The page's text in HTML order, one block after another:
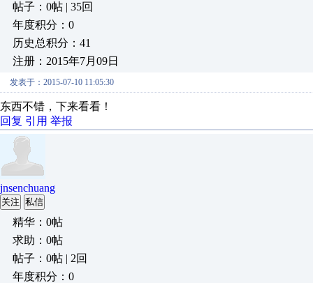
帖子：0帖 | 35回
年度积分：0
历史总积分：41
注册：2015年7月09日
发表于：2015-07-10 11:05:30
东西不错，下来看看！
回复 引用 举报
jnsenchuang
关注 私信
精华：0帖
求助：0帖
帖子：0帖 | 2回
年度积分：0